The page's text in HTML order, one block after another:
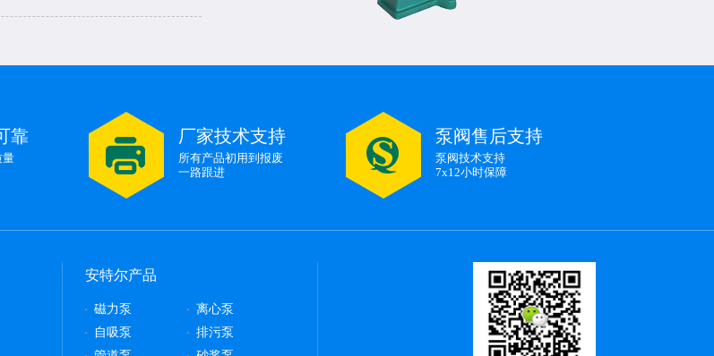
2024-01-17
靠
量
厂家技术支持
所有产品初用到报废
一路跟进
泵阀售后支持
泵阀技术支持
7x12小时保障
安特尔产品
磁力泵
离心泵
自吸泵
排污泵